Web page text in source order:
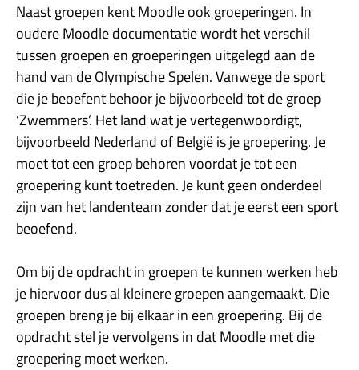
Naast groepen kent Moodle ook groeperingen. In
oudere Moodle documentatie wordt het verschil
tussen groepen en groeperingen uitgelegd aan de
hand van de Olympische Spelen. Vanwege de sport
die je beoefent behoor je bijvoorbeeld tot de groep
‘Zwemmers’. Het land wat je vertegenwoordigt,
bijvoorbeeld Nederland of België is je groepering. Je
moet tot een groep behoren voordat je tot een
groepering kunt toetreden. Je kunt geen onderdeel
zijn van het landenteam zonder dat je eerst een sport
beoefend.
Om bij de opdracht in groepen te kunnen werken heb
je hiervoor dus al kleinere groepen aangemaakt. Die
groepen breng je bij elkaar in een groepering. Bij de
opdracht stel je vervolgens in dat Moodle met die
groepering moet werken.